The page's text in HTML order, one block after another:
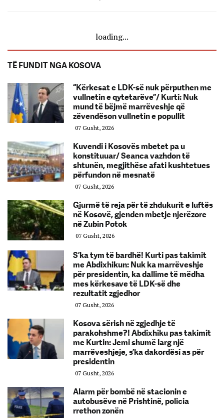
loading...
TË FUNDIT NGA KOSOVA
“Kërkesat e LDK-së nuk përputhen me
vullnetin e qytetarëve”/ Kurti: Nuk
mund të bëjmë marrëveshje që
zëvendëson vullnetin e popullit
07 Gusht, 2026
Kuvendi i Kosovës mbetet pa u
konstituuar/ Seanca vazhdon të
shtunën, megjithëse afati kushtetues
përfundon në mesnatë
07 Gusht, 2026
Gjurmë të reja për të zhdukurit e luftës
në Kosovë, gjenden mbetje njerëzore
në Zubin Potok
07 Gusht, 2026
S’ka tym të bardhë! Kurti pas takimit
me Abdixhikun: Nuk ka marrëveshje
për presidentin, ka dallime të mëdha
mes kërkesave të LDK-së dhe
rezultatit zgjedhor
07 Gusht, 2026
Kosova sërish në zgjedhje të
parakohshme?! Abdixhiku pas takimit
me Kurtin: Jemi shumë larg një
marrëveshjeje, s’ka dakordësi as për
presidentin
07 Gusht, 2026
Alarm për bombë në stacionin e
autobusëve në Prishtinë, policia
rrethon zonën